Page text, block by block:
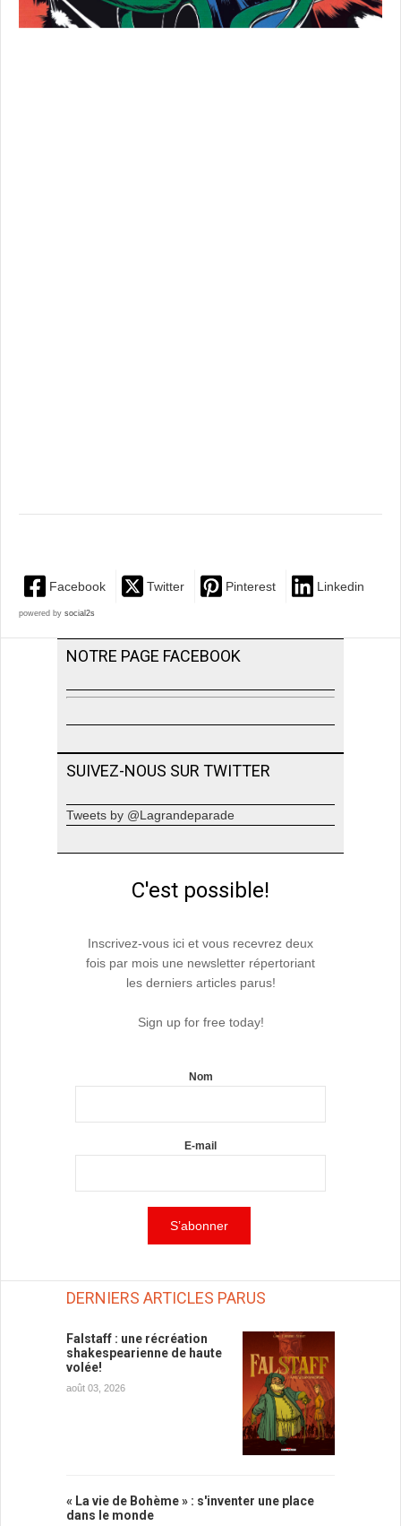
Facebook Twitter Pinterest Linkedin
powered by social2s
NOTRE PAGE FACEBOOK
SUIVEZ-NOUS SUR TWITTER
Tweets by @Lagrandeparade
C'est possible!
Inscrivez-vous ici et vous recevrez deux
fois par mois une newsletter répertoriant
les derniers articles parus!
Sign up for free today!
Nom
E-mail
DERNIERS ARTICLES PARUS
Falstaff : une récréation
shakespearienne de haute
volée!
août 03, 2026
« La vie de Bohème » : s'inventer une place
dans le monde